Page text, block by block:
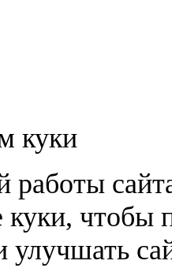
куки
работы
куки, чтобы
улучшать